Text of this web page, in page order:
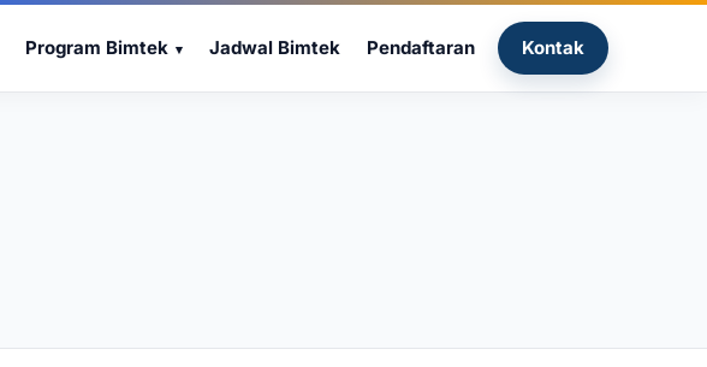
Program Bimtek Jadwal Bimtek Pendaftaran Kontak